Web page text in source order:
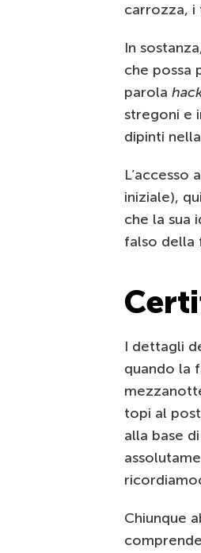
carrozza, i
In
che possa
parola
stregoni e
dipinti
iniziale),
che la sua
falso della
I dettagli
quando la
topi al
alla base
Chiunque